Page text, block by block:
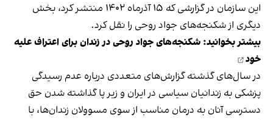
این سازمان در گزارشی که ۱۵ آذرماه ۱۴۰۲
منتشر کرد، بخش
دیگری از شکنجه‌های جواد روحی را نقل کرد.
بیشتر بخوانید: شکنجه‌های جواد روحی در زندان برای اعتراف علیه
خود
در سال‌های گذشته گزارش‌های متعددی درباره عدم رسیدگی
پزشکی به زندانیان سیاسی در ایران و زیر پا گذاشته شدن حق
دسترسی آنان به درمان مناسب از سوی مسوولان زندان‌ها، با